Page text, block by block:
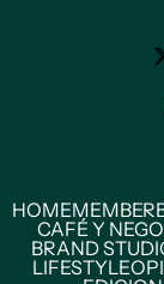
HOMEMEMBER
CAFÉ Y
BRAND
LIFESTYLE